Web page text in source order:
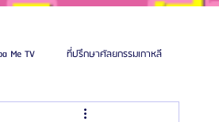
Me TV ที่ปรึกษาศัลยกรรมเกาหลี
ศัลยแพทย์ ประเทศเกาหลี